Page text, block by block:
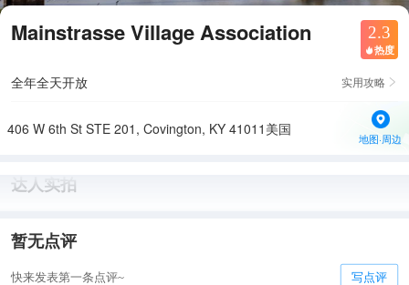
Mainstrasse Village Association 2.3
 热度
全年全天开放 实用攻略 
406 W 6th St STE 201, Covington, KY 41011美国
地图·周边
达人实拍
暂无点评
快来发表第一条点评~ 写点评